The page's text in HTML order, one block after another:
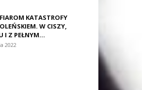
KATASTROFY
W CISZY,
I Z PEŁNYM...
2022